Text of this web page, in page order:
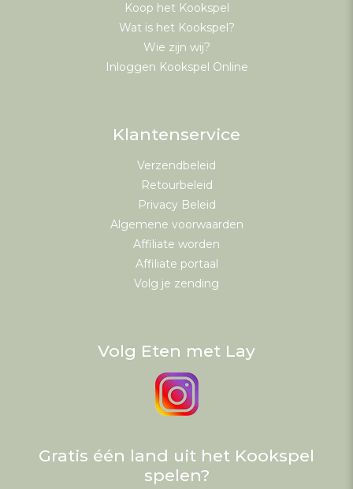
Koop het Kookspel
Wat is het Kookspel?
Wie zijn wij?
Inloggen Kookspel Online
Klantenservice
Verzendbeleid
Retourbeleid
Privacy Beleid
Algemene voorwaarden
Affiliate worden
Affiliate portaal
Volg je zending
Volg Eten met Lay
Gratis één land uit het Kookspel
spelen?